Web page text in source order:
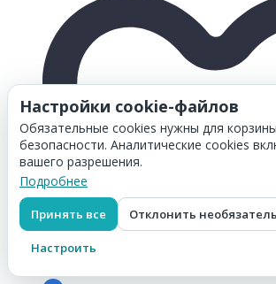
Настройки cookie-файлов
Обязательные cookies нужны для
безопасности. Аналитические cookies
вашего разрешения.
Подробнее
Принять все Отклонить
Настроить